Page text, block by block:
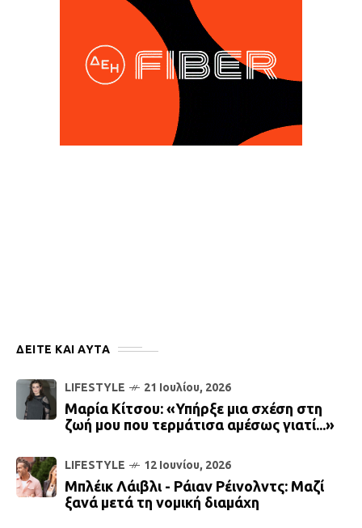
ΔΕΙΤΕ ΚΑΙ ΑΥΤΆ
LIFESTYLE 21 Ιουλίου, 2026
Μαρία Κίτσου: «Υπήρξε μια σχέση στη
ζωή μου που τερμάτισα αμέσως γιατί...»
LIFESTYLE 12 Ιουνίου, 2026
Μπλέικ Λάιβλι - Ράιαν Ρέινολντς: Μαζί
ξανά μετά τη νομική διαμάχη